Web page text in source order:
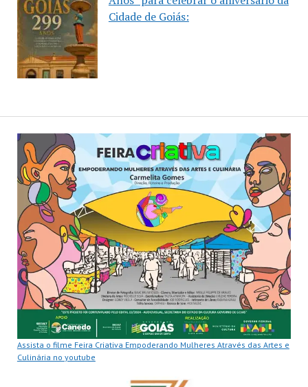
Cidade de Goiás:
Assista o filme Feira Criativa Empoderando Mulheres Através das Artes e
Culinária no youtube